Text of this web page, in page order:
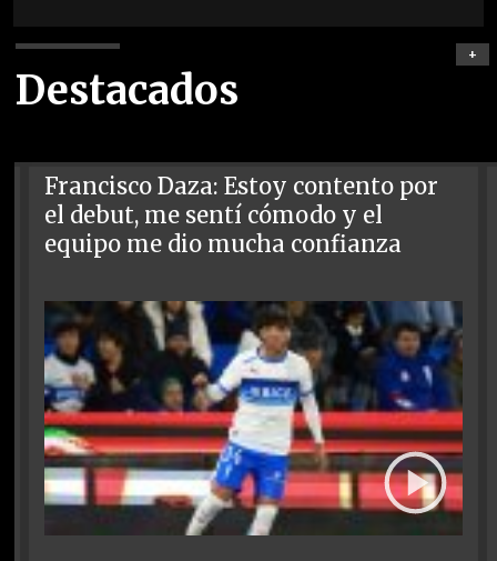
Destacados
+
Francisco Daza: Estoy contento por
el debut, me sentí cómodo y el
equipo me dio mucha confianza